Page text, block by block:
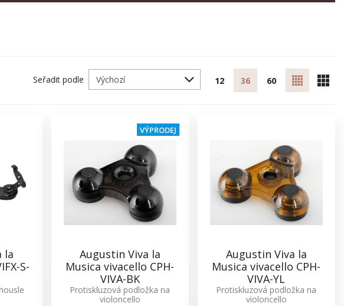
Seřadit podle 12 36 60
la
S-
VÝPRODEJ
Augustin Viva la
Musica vivacello CPH-
VIVA-BK
Protiskluzová podložka na
violoncello
Augustin Viva la
Musica vivacello CPH-
VIVA-YL
Protiskluzová podložka na
violoncello